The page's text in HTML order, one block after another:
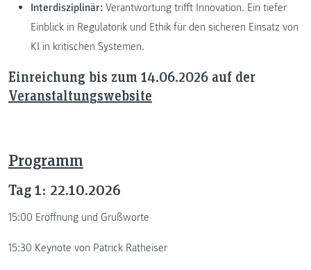
Interdisziplinär: Verantwortung trifft Innovation. Ein tiefer
Einblick in Regulatorik und Ethik für den sicheren Einsatz von
KI in kritischen Systemen.
Einreichung bis zum 14.06.2026 auf der
Veranstaltungswebsite
Programm
Tag 1: 22.10.2026
15:00 Eröffnung und Grußworte
15:30 Keynote von Patrick Ratheiser